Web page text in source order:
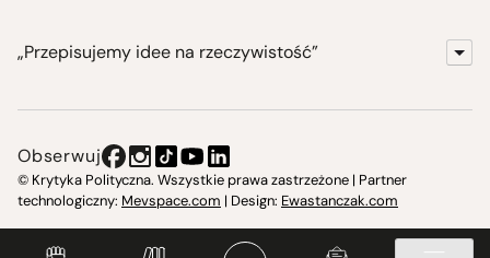
„Przepisujemy idee na rzeczywistość”
Instytut Krytyki Politycznej
Obserwuj
© Krytyka Polityczna. Wszystkie prawa zastrzeżone | Partner
technologiczny: Mevspace.com | Design: Ewastanczak.com